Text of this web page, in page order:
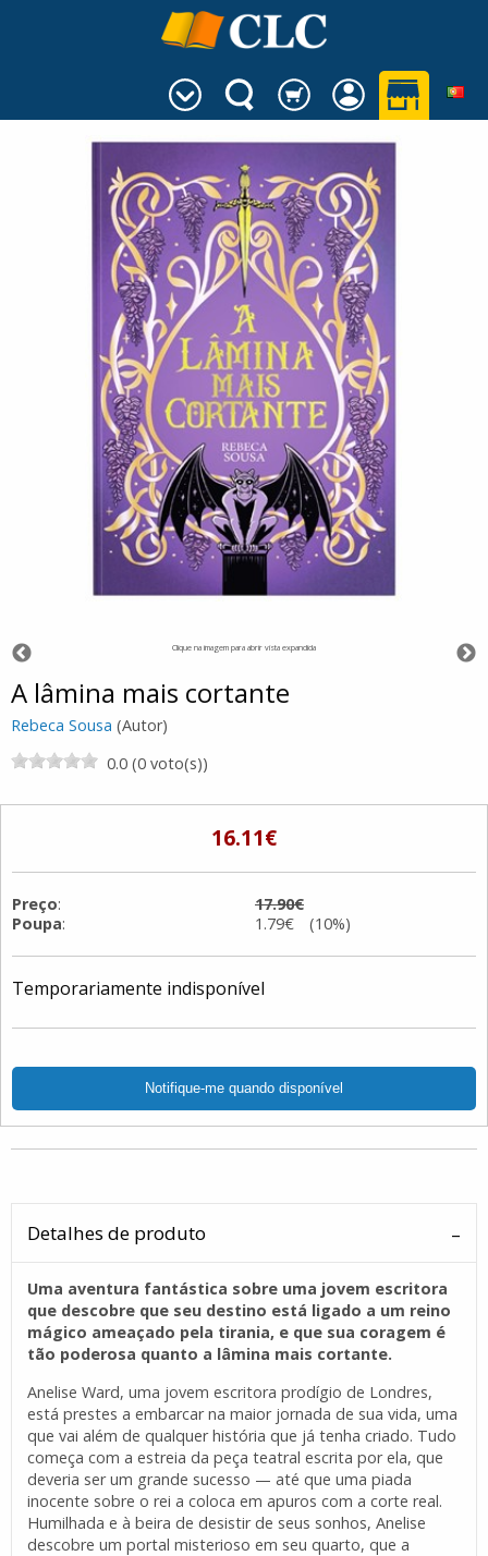
Clique na imagem para abrir vista expandida
A lâmina mais cortante
Rebeca Sousa (Autor)
0.0 (0 voto(s))
16.11€
Preço:
17.90€
Poupa: 1.79€ (10%)
Temporariamente indisponível
Detalhes de produto
Uma aventura fantástica sobre uma jovem escritora
que descobre que seu destino está ligado a um reino
mágico ameaçado pela tirania, e que sua coragem é
tão poderosa quanto a lâmina mais cortante.
Anelise Ward, uma jovem escritora prodígio de Londres,
está prestes a embarcar na maior jornada de sua vida, uma
que vai além de qualquer história que já tenha criado. Tudo
começa com a estreia da peça teatral escrita por ela, que
deveria ser um grande sucesso — até que uma piada
inocente sobre o rei a coloca em apuros com a corte real.
Humilhada e à beira de desistir de seus sonhos, Anelise
descobre um portal misterioso em seu quarto, que a